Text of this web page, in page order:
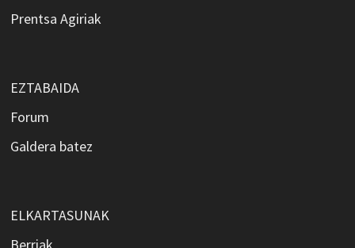
Prentsa Agiriak
EZTABAIDA
Forum
Galdera batez
ELKARTASUNAK